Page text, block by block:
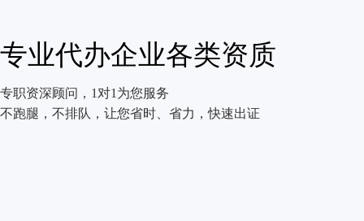
专业代办企业各类资质
专职资深顾问，1对1为您服务
不跑腿，不排队，让您省时、省力，快速出证